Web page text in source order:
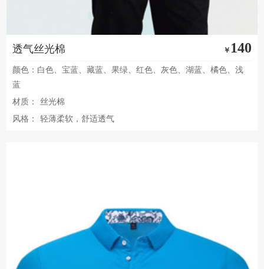
透气丝光棉 ￥ 140
颜色：白色、宝蓝、藏蓝、果绿、红色、灰色、湖蓝、橘色、浅
蓝
材质：
丝光棉
风格：
轻薄柔软，舒适透气